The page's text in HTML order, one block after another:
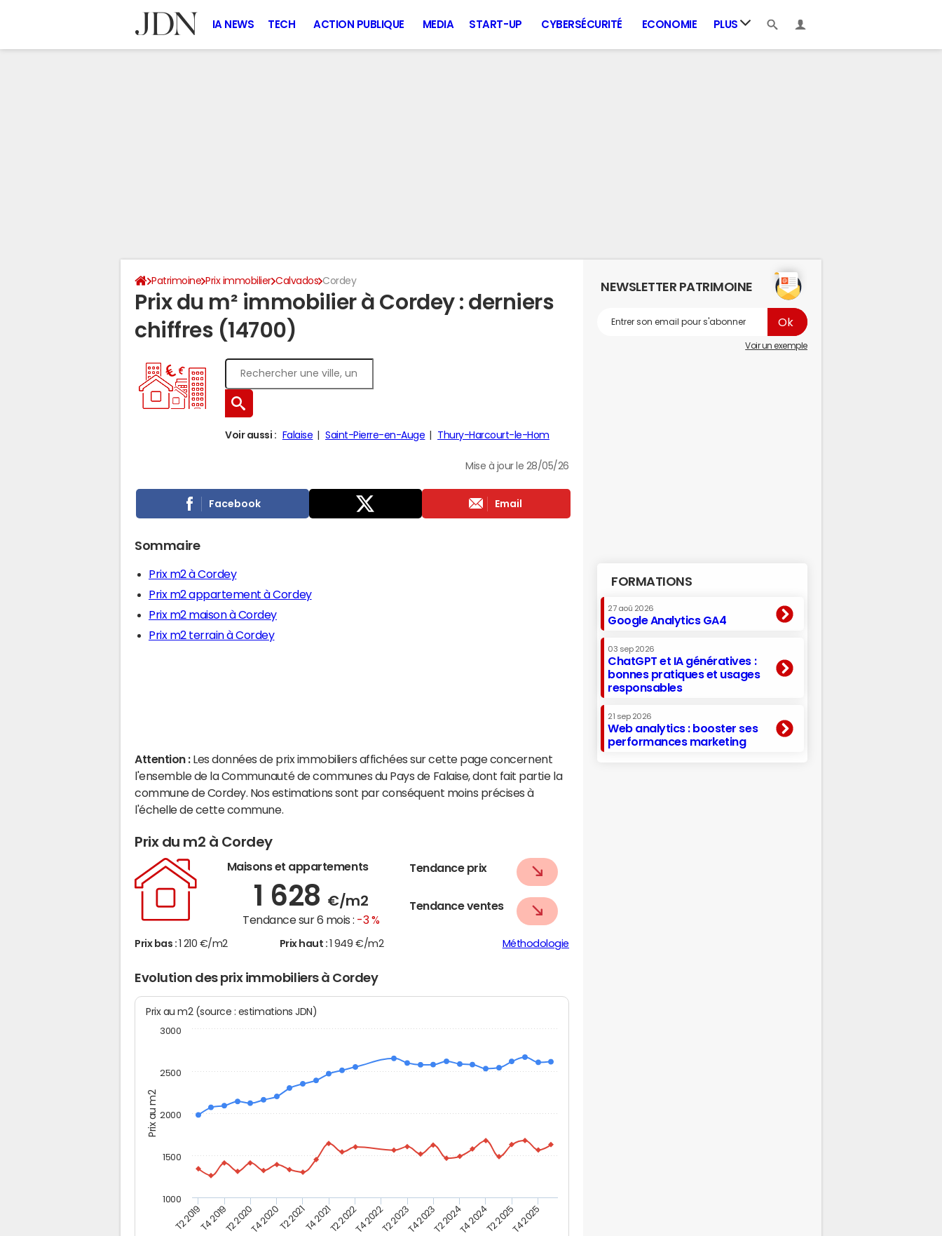
IA NEWS TECH ACTION PUBLIQUE MEDIA START-UP CYBERSÉCURITÉ ECONOMIE PLUS
Patrimoine Prix immobilier Calvados Cordey
Prix du m² immobilier à Cordey : derniers
chiffres (14700)
Voir aussi : Falaise Saint-Pierre-en-Auge Thury-Harcourt-le-Hom
Mise à jour le 28/05/26
Facebook Email
Sommaire
Prix m2 à Cordey
Prix m2 appartement à Cordey
Prix m2 maison à Cordey
Prix m2 terrain à Cordey
Attention : Les données de prix immobiliers affichées sur cette page concernent
l'ensemble de la Communauté de communes du Pays de Falaise, dont fait partie la
commune de Cordey. Nos estimations sont par conséquent moins précises à
l'échelle de cette commune.
Prix du m2 à Cordey
Maisons et appartements
1 628 €/m2
Tendance sur 6 mois : -3 %
Tendance prix
Tendance ventes
Prix bas : 1 210 €/m2 Prix haut : 1 949 €/m2 Méthodologie
Evolution des prix immobiliers à Cordey
Prix au m2
Prix au m2 (source : estimations JDN)
T2 2019T4 2019T2 2020T4 2020T2 2021T4 2021T2 2022T4 2022T2 2023T4 2023T2 2024T4 2024T2 2025T4 2025
1000
1500
2000
2500
3000
NEWSLETTER PATRIMOINE
Voir un exemple
FORMATIONS
27 aoû 2026
Google Analytics GA4
03 sep 2026
ChatGPT et IA génératives :
bonnes pratiques et usages
responsables
21 sep 2026
Web analytics : booster ses
performances marketing